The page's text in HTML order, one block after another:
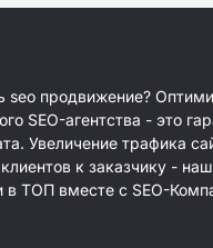
seo продвижение?
SEO-агентства - это
Увеличение трафика
к заказчику -
в ТОП вместе с SEO-